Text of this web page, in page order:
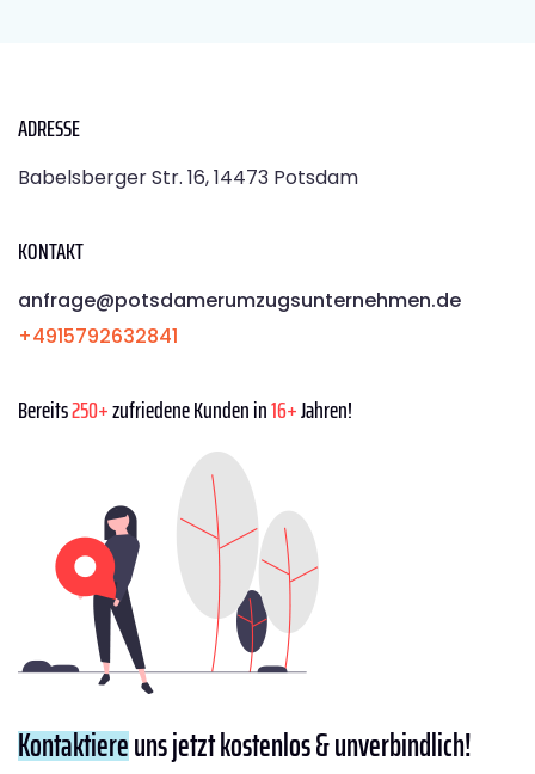
ADRESSE
Babelsberger Str. 16, 14473 Potsdam
KONTAKT
anfrage@potsdamerumzugsunternehmen.de
+4915792632841
Bereits250+zufriedene Kunden in16+Jahren!
Kontaktiereuns jetzt kostenlos & unverbindlich!